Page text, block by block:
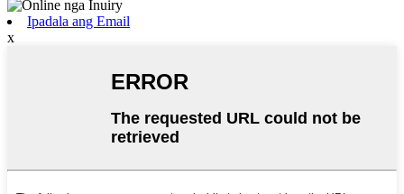
Ipadala ang Email
x